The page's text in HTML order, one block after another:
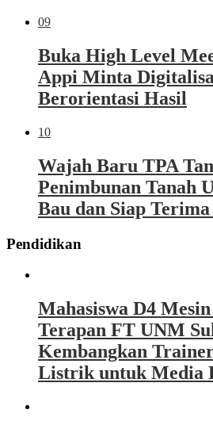
09
Buka High Level
Appi Minta
Berorientasi Hasil
10
Wajah Baru TPA
Penimbunan Tanah
Bau dan Siap
Pendidikan
Mahasiswa D4
Terapan FT UNM
Kembangkan
Listrik untuk Media